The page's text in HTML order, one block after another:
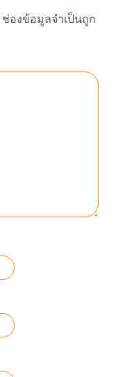
ช่องข้อมูลจำเป็นถูก